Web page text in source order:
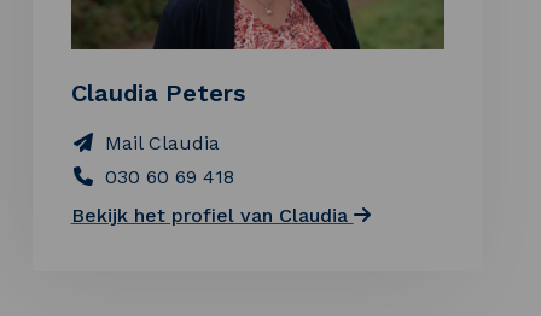
Claudia Peters
Mail Claudia
030 60 69 418
Bekijk het profiel van Claudia